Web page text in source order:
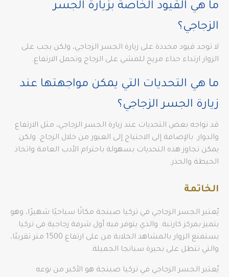
ما هي القيود الخاصة بزيارة الجسر
الزجاجي؟
لا توجد قيود محددة على زيارة الجسر الزجاجي، ولكن يجب على
الزوار ارتداء حذاء مريح للمشي على الزجاج وتحمل الارتفاع.
ما هي التحديات التي يمكن مواجهتها عند
زيارة الجسر الزجاجي؟
قد تواجه بعض التحديات عند زيارة الجسر الزجاجي، مثل الارتفاع
والدوار. بالإضافة إلى الاحتياج إلى العبور من خلال الزجاج. ولكن
يمكن تجاوز هذه التحديات بسهولة باحترام الأدب العامة واتخاذ
الحيطة والحذر.
الخاتمة
يُعتبر الجسر الزجاجي في تركيا صبنجة مكانًا سياحيًا شهيرًا، وهو
يتميز بمركز كارتبة. والذي يتوفر فيه أول شرفة زجاجية في تركيا.
يستمتع الزوار بالمشاهد الخلابة من على ارتفاع 1500 متر تقريبًا،
والتي تتطل على بحيرة سبانجا الجميلة.
يُعتبر الجسر الزجاجي في تركيا صبنجة هو الأكبر من نوعه